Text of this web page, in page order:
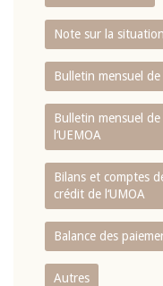
Note sur la
Bulletin mensuel
Bulletin mensuel
l‘UEMOA
Bilans et comptes
crédit de l‘UMOA
Balance des
Autres